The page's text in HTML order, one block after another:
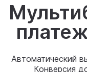
Автоматический
Конверсия